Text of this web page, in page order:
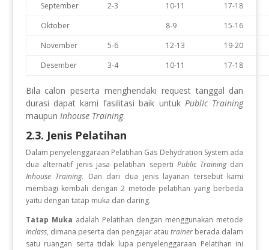
September
2-3 10-11
17-18
Oktober
8-9
15-16
November
5-6 12-13
19-20
Desember
3-4 10-11 17-18
Bila calon peserta menghendaki request tanggal dan
durasi dapat kami fasilitasi baik untukPublIc Training
maupun Inhouse Training.
2.3. Jenis Pelatihan
Dalam penyelenggaraan Pelatihan Gas Dehydration System ada
dua alternatif jenis jasa pelatihan seperti Public Trainingdan
Inhouse Training. Dan dari dua jenis layanan tersebut kami
membagi kembali dengan 2 metode pelatihan yang berbeda
yaitu dengan tatap muka dan daring.
Tatap Muka adalah Pelatihan dengan menggunakan metode
inclass, dimana peserta dan pengajar atautrainer berada dalam
satu ruangan serta tidak lupa penyelenggaraan Pelatihan ini